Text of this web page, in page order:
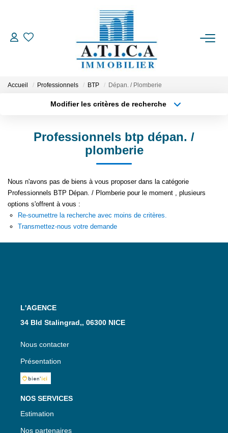
ACCUEIL
VENTES
ESTIMATION
EN
Accueil Professionnels BTP Dépan. / Plomberie
Modifier les critères de recherche
Type de bien
Surface min
Créer une alerte
Professionnels btp dépan. /
plomberie
Nous n'avons pas de biens à vous proposer dans la catégorie
Professionnels BTP Dépan. / Plomberie pour le moment , plusieurs
options s'offrent à vous :
Re-soumettre la recherche avec moins de critères.
Transmettez-nous votre demande
L'AGENCE
34 Bld Stalingrad,, 06300 NICE
Nous contacter
Présentation
NOS SERVICES
Estimation
Nos partenaires